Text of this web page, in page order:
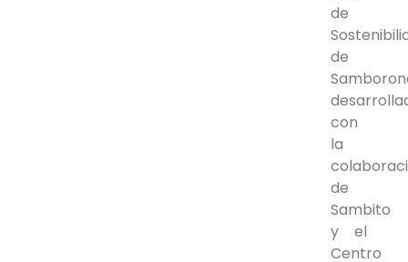
de
de
con
la
de
Sambito
y el
Centro